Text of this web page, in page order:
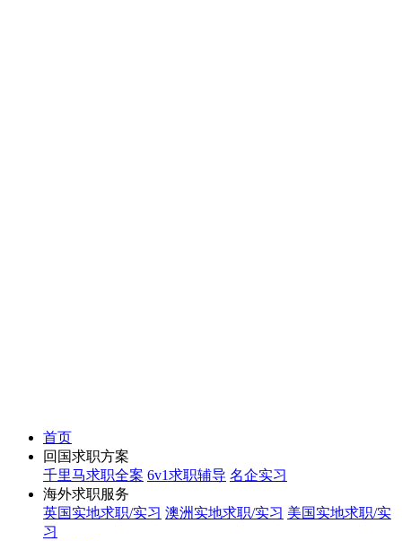
首页
回国求职方案
千里马求职全案 6v1求职辅导 名企实习
海外求职服务
英国实地求职/实习 澳洲实地求职/实习 美国实地求职/实
习